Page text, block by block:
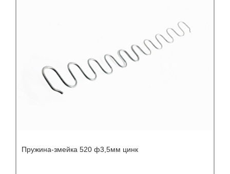
Пружина-змейка 520 ф3,5мм цинк